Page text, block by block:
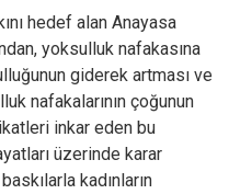
hedef alan Anayasa
yoksulluk nafakasına
giderek artması ve
nafakalarının çoğunun
inkar eden bu
üzerinde karar
kadınların